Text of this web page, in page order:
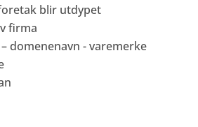
blir utdypet
firma
domenenavn - varemerke